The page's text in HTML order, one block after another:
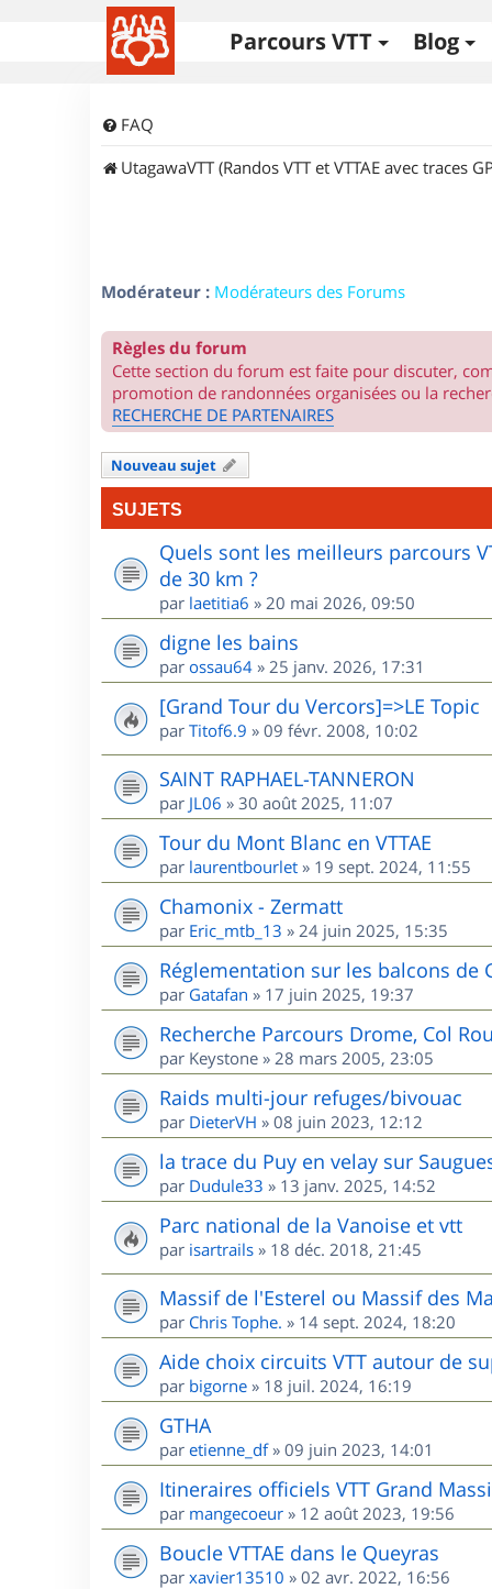
Parcours VTT Blog
FAQ
UtagawaVTT (Randos VTT et VTTAE avec traces
Modérateur : Modérateurs des Forums
Règles du forum
Cette section du forum est faite pour discuter,
promotion de randonnées organisées ou la
RECHERCHE DE PARTENAIRES
Nouveau sujet
SUJETS
Quels sont les meilleurs parcours
de 30 km ?
par laetitia6 » 20 mai 2026, 09:50
digne les bains
par ossau64 » 25 janv. 2026, 17:31
[Grand Tour du Vercors]=>LE Topic
par Titof6.9 » 09 févr. 2008, 10:02
SAINT RAPHAEL-TANNERON
par JL06 » 30 août 2025, 11:07
Tour du Mont Blanc en VTTAE
par laurentbourlet » 19 sept. 2024, 11:55
Chamonix - Zermatt
par Eric_mtb_13 » 24 juin 2025, 15:35
Réglementation sur les balcons de
par Gatafan » 17 juin 2025, 19:37
Recherche Parcours Drome, Col
par Keystone » 28 mars 2005, 23:05
Raids multi-jour refuges/bivouac
par DieterVH » 08 juin 2023, 12:12
la trace du Puy en velay sur
par Dudule33 » 13 janv. 2025, 14:52
Parc national de la Vanoise et vtt
par isartrails » 18 déc. 2018, 21:45
Massif de l'Esterel ou Massif des
par Chris Tophe. » 14 sept. 2024, 18:20
Aide choix circuits VTT autour de
par bigorne » 18 juil. 2024, 16:19
GTHA
par etienne_df» 09 juin 2023, 14:01
Itineraires officiels VTT Grand
par mangecoeur » 12 août 2023, 19:56
Boucle VTTAE dans le Queyras
par xavier13510 » 02 avr. 2022, 16:56